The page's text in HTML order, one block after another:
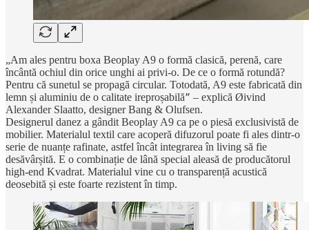
„Am ales pentru boxa Beoplay A9 o formă clasică, perenă, care
încântă ochiul din orice unghi ai privi-o. De ce o formă rotundă?
Pentru că sunetul se propagă circular. Totodată, A9 este fabricată din
lemn și aluminiu de o calitate ireproșabilă” – explică Øivind
Alexander Slaatto, designer Bang & Olufsen.
Designerul danez a gândit Beoplay A9 ca pe o piesă exclusivistă de
mobilier. Materialul textil care acoperă difuzorul poate fi ales dintr-o
serie de nuanțe rafinate, astfel încât integrarea în living să fie
desăvârșită. E o combinație de lână special aleasă de producătorul
high-end Kvadrat. Materialul vine cu o transparență acustică
deosebită și este foarte rezistent în timp.